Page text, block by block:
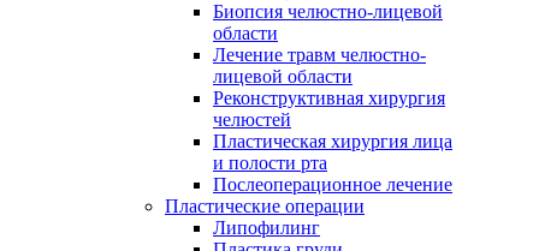
Биопсия челюстно-лицевой
области
Лечение травм челюстно-
лицевой области
Реконструктивная хирургия
челюстей
Пластическая хирургия лица
и полости рта
Послеоперационное лечение
Пластические операции
Липофилинг